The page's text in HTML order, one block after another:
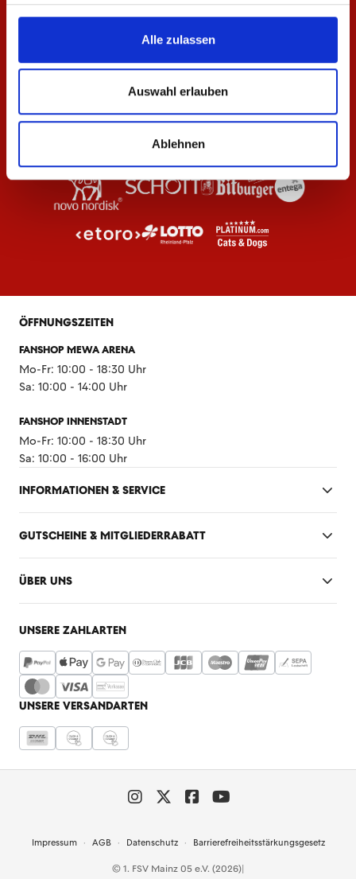
Alle zulassen
Auswahl erlauben
Ablehnen
ÖFFNUNGSZEITEN
FANSHOP MEWA ARENA
Mo-Fr: 10:00 - 18:30 Uhr
Sa: 10:00 - 14:00 Uhr
FANSHOP INNENSTADT
Mo-Fr: 10:00 - 18:30 Uhr
Sa: 10:00 - 16:00 Uhr
INFORMATIONEN & SERVICE
GUTSCHEINE & MITGLIEDERRABATT
ÜBER UNS
UNSERE ZAHLARTEN
UNSERE VERSANDARTEN
Impressum AGB Datenschutz Barrierefreiheitsstärkungsgesetz
© 1. FSV Mainz 05 e.V. (2026)|